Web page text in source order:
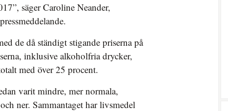
säger Caroline Neander,
de då ständigt stigande priserna på
inklusive alkoholfria drycker,
med över 25 procent.
varit mindre, mer normala,
ner. Sammantaget har livsmedel